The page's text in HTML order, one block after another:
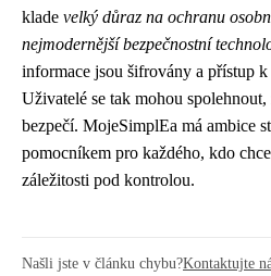
klade velký důraz na ochranu
nejmodernější bezpečnostní
informace jsou šifrovány a přístup
Uživatelé se tak mohou
bezpečí. MojeSimplEa má ambice
pomocníkem pro každého, kdo
záležitosti pod kontrolou.
Našli jste v článku chybu?Kontaktujte